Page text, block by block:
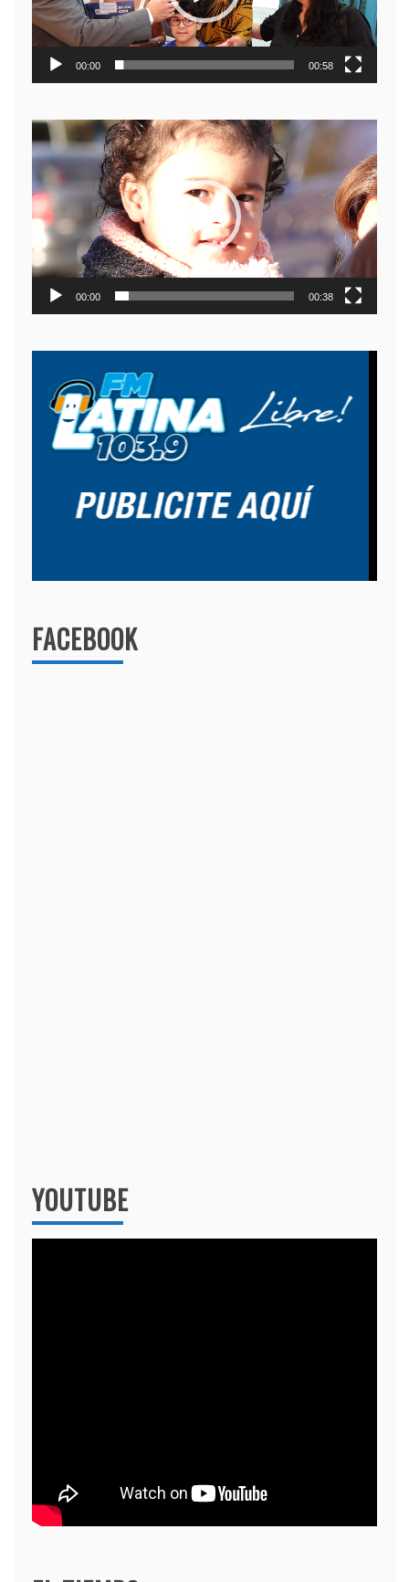
00:00 00:58
Reproductor
de
video
00:00 00:38
FACEBOOK
YOUTUBE